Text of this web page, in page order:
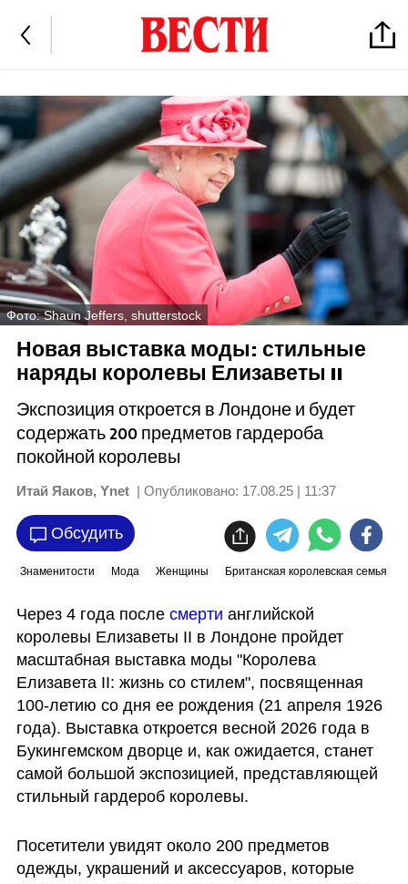
Фото: Shaun Jeffers, shutterstock
Новая выставка моды: стильные
наряды королевы Елизаветы II
Экспозиция откроется в Лондоне и будет
содержать 200 предметов гардероба
покойной королевы
Итай Яаков, Ynet | Опубликовано: 17.08.25 | 11:37
Обсудить
Знаменитости Мода Женщины Британская королевская семья
Через 4 года после смерти английской
королевы Елизаветы II в Лондоне пройдет
масштабная выставка моды "Королева
Елизавета II: жизнь со стилем", посвященная
100-летию со дня ее рождения (21 апреля 1926
года). Выставка откроется весной 2026 года в
Букингемском дворце и, как ожидается, станет
самой большой экспозицией, представляющей
стильный гардероб королевы.
Посетители увидят около 200 предметов
одежды, украшений и аксессуаров, которые